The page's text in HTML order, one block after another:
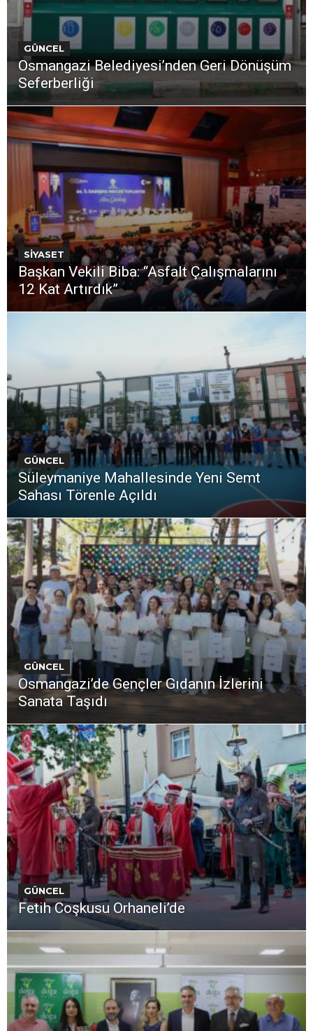
GÜNCEL
Osmangazi Belediyesi’nden Geri Dönüşüm
Seferberliği
SİYASET
Başkan Vekili Biba: “Asfalt Çalışmalarını
12 Kat Artırdık”
GÜNCEL
Süleymaniye Mahallesinde Yeni Semt
Sahası Törenle Açıldı
GÜNCEL
Osmangazi’de Gençler Gıdanın İzlerini
Sanata Taşıdı
GÜNCEL
Fetih Coşkusu Orhaneli’de